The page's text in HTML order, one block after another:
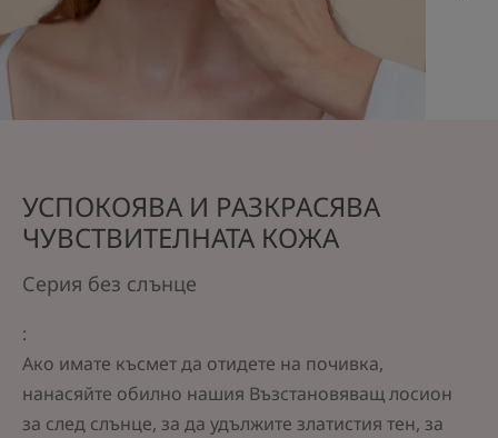
УСПОКОЯВА И РАЗКРАСЯВА
ЧУВСТВИТЕЛНАТА КОЖА
Серия без слънце
:
Ако имате късмет да отидете на почивка,
нанасяйте обилно нашия Възстановяващ лосион
за след слънце, за да удължите златистия тен, за